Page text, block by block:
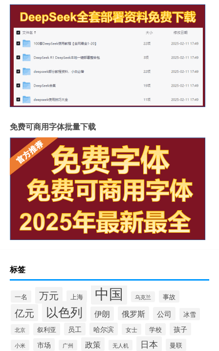
免费可商用字体批量下载
标签
一名 万元 上海 中国 乌克兰 事故
亿元 以色列 伊朗 俄罗斯 公司 冰雪
北京 叙利亚 员工 哈尔滨 女士 学校 孩子
小米 市场 广州 政策 无人机 日本 曼联